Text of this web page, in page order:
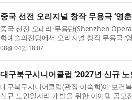
중국 선전 오리지널 창작 무용극 ‘영
중국 선전 오페라·무용단(Shenzhen
화예술의전당에서 오리지널 창작 무용극 ‘
연은 다이빙(戴兵) 주한중국대사, 장링(张
08월 04일 18:07
대구북구시니어클럽 ‘2027년 신규
대구북구시니어클럽(관장 이숙희)이 보건
신규 노인일자리 개발을 위한 아이템 공모